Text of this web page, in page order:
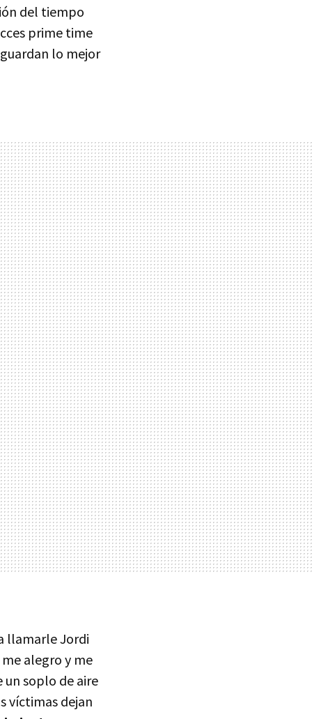
del tiempo
prime time
lo mejor
llamarle Jordi
me alegro y me
un soplo de aire
víctimas dejan